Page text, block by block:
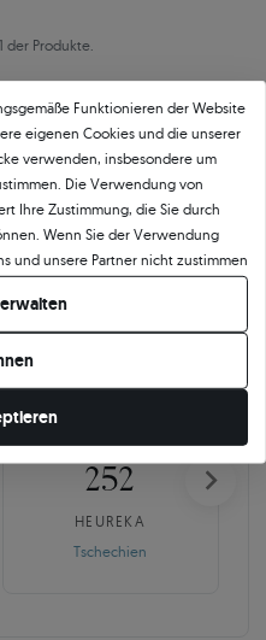
der Produkte.
in ganz
252
HEUREKA
Tschechien
Funktionieren der Website
eigenen Cookies und die unserer
verwenden, insbesondere um
Die Verwendung von
Ihre Zustimmung, die Sie durch
Wenn Sie der Verwendung
und unsere Partner nicht zustimmen
wählen" und bestimmen Sie Ihre
jederzeit widerrufen, indem Sie